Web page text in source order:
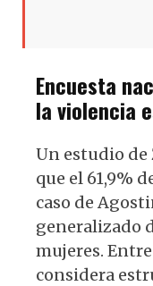
Encuesta
la violencia
Un estudio de
que el 61,9%
caso de
generalizado
mujeres.
considera